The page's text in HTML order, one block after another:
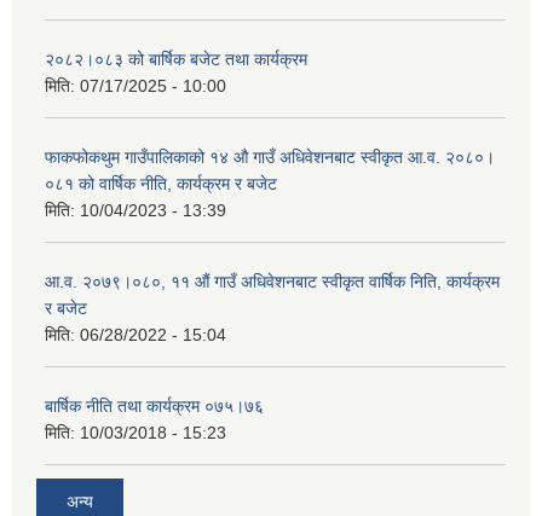
२०८२।०८३ को बार्षिक बजेट तथा कार्यक्रम
मिति: 07/17/2025 - 10:00
फाकफोकथुम गाउँपालिकाको १४ औ गाउँ अधिवेशनबाट स्वीकृत आ.व. २०८०।
०८१ को वार्षिक नीति, कार्यक्रम र बजेट
मिति: 10/04/2023 - 13:39
आ.व. २०७९।०८०, ११ औं गाउँ अधिवेशनबाट स्वीकृत वार्षिक निति, कार्यक्रम
र बजेट
मिति: 06/28/2022 - 15:04
बार्षिक नीति तथा कार्यक्रम ०७५।७६
मिति: 10/03/2018 - 15:23
अन्य